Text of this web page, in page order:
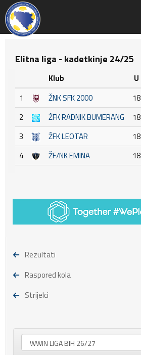
Elitna liga - kadetkinje 24/25
Klub U
1
ŽNK SFK 2000 18
2
ŽFK RADNIK BUMERANG 18
3
ŽFK LEOTAR 18
4
ŽF/NK EMINA 18
Rezultati
Raspored kola
Strijelci